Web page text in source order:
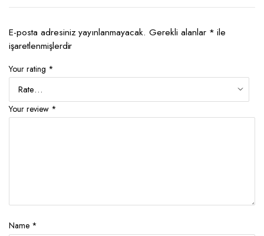
E-posta adresiniz yayınlanmayacak. Gerekli alanlar * ile
işaretlenmişlerdir
Your rating *
Your review *
Name *